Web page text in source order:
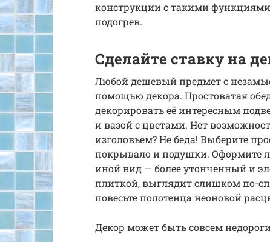
конструкции с такими
подогрев.
Сделайте ставку на
Любой дешевый предмет с
помощью декора. Простоватая
декорировать её интересным
и вазой с цветами. Нет
изголовьем? Не беда! Выберите
покрывало и подушки. Оформите
иной вид — более утонченный и
плиткой, выглядит слишком по-
повесьте полотенца неоновой
Декор может быть совсем